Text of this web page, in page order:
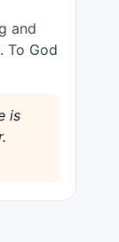
and
To God
is